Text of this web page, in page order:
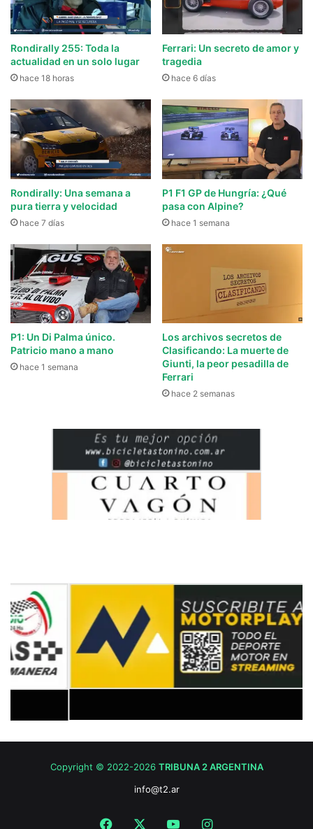
Rondirally 255: Toda la
actualidad en un solo lugar
hace 18 horas
Ferrari: Un secreto de amor y
tragedia
hace 6 días
Rondirally: Una semana a
pura tierra y velocidad
hace 7 días
P1 F1 GP de Hungría: ¿Qué
pasa con Alpine?
hace 1 semana
P1: Un Di Palma único.
Patricio mano a mano
hace 1 semana
Los archivos secretos de
Clasificando: La muerte de
Giunti, la peor pesadilla de
Ferrari
hace 2 semanas
Copyright © 2022-2026 TRIBUNA 2 ARGENTINA
info@t2.ar
Facebook YouTubeInstagram